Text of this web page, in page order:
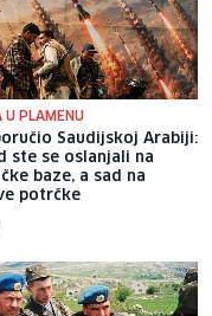
U PLAMENU
Saudijskoj Arabiji:
ste se oslanjali na
baze, a sad na
potrčke